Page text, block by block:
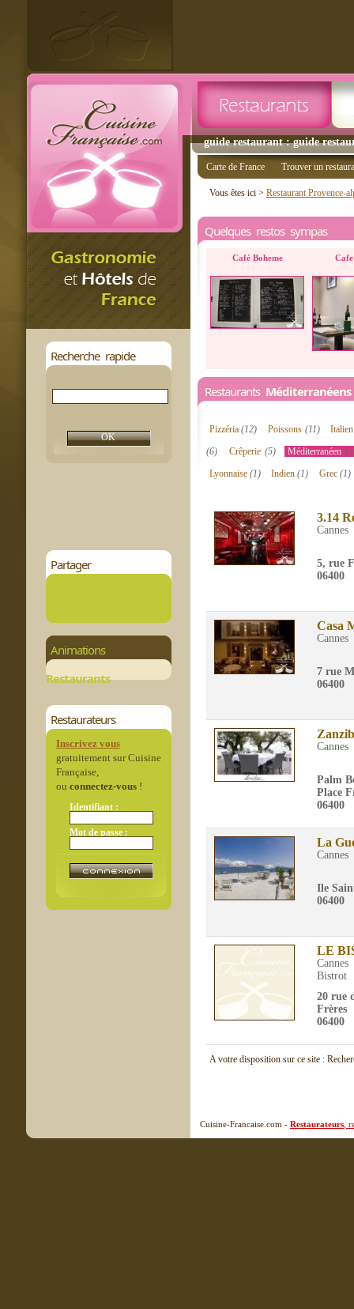
guide restaurant : guide
Recherche rapide
Partager
Animations
Restaurants
Restaurateurs
Inscrivez vous
gratuitement sur Cuisine
Française,
ou connectez-vous!
Identifiant :
Mot de passe :
Carte de France Trouver un
Vous êtes ici > Restaurant Provence-
Quelques restos sympas
Café Boheme
Restaurants
Pizzéria(12) Poissons (11)
(6)
Crêperie(5) Méditerranéen
Lyonnaise (1) Indien(1) Grec (1)
3.14
Cannes
5, rue
06400
Casa
Cannes
7 rue
06400
Cannes
Palm
Place
06400
La
Cannes
Ile
06400
LE
Cannes
Bistrot
20 rue
Frères
06400
A votre disposition sur ce site :
Cuisine-Francaise.com - Restaurateurs ,